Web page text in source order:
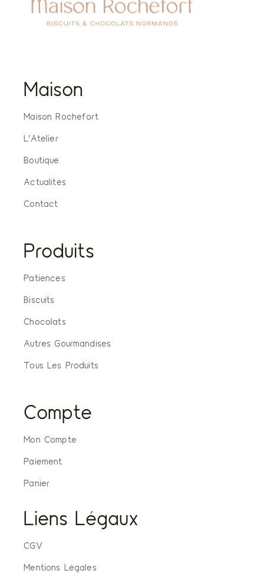
Maison
Maison Rochefort
L’Atelier
Boutique
Actualités
Contact
Produits
Patiences
Biscuits
Chocolats
Autres Gourmandises
Tous Les Produits
Compte
Mon Compte
Paiement
Panier
Liens Légaux
CGV
Mentions Légales